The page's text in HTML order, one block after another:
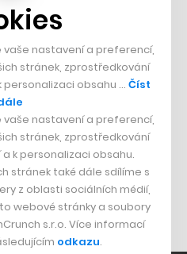
Šumavě
nastavení a preferencí,
stránek, zprostředkování
personalizaci obsahu … Číst
nastavení a preferencí,
stránek, zprostředkování
k personalizaci obsahu.
stránek také dále sdílíme s
z oblasti sociálních médií,
webové stránky a soubory
s.r.o. Více informací
odkazu.